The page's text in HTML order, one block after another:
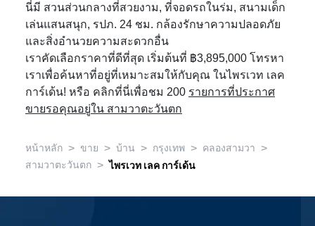
นี่มี สวนส่วนกลางที่สวยงาม, ที่จอดรถในร่ม, สนามเด็ก
เล่นแสนสนุก, รปภ. 24 ชม. กล้องรักษาความปลอดภัย
และสิ่งอำนวยความสะดวกอื่น
เราคัดเลือกราคาที่ดีที่สุด เริ่มต้นที่ ฿3,895,000 โทรหา
เราเพื่อค้นหาที่อยู่ที่เหมาะสมให้กับคุณ ในไพรเวท เลค
การ์เด้น! หรือ คลิกที่นี่เพื่อชม 200 รายการที่ประกาศ
ขายรอคุณอยู่ใน สามวาตะวันตก
หน้าหลัก > ขาย > บ้าน > กรุงเทพ > คลองสามวา >
สามวาตะวันตก > ไพรเวท เลค การ์เด้น